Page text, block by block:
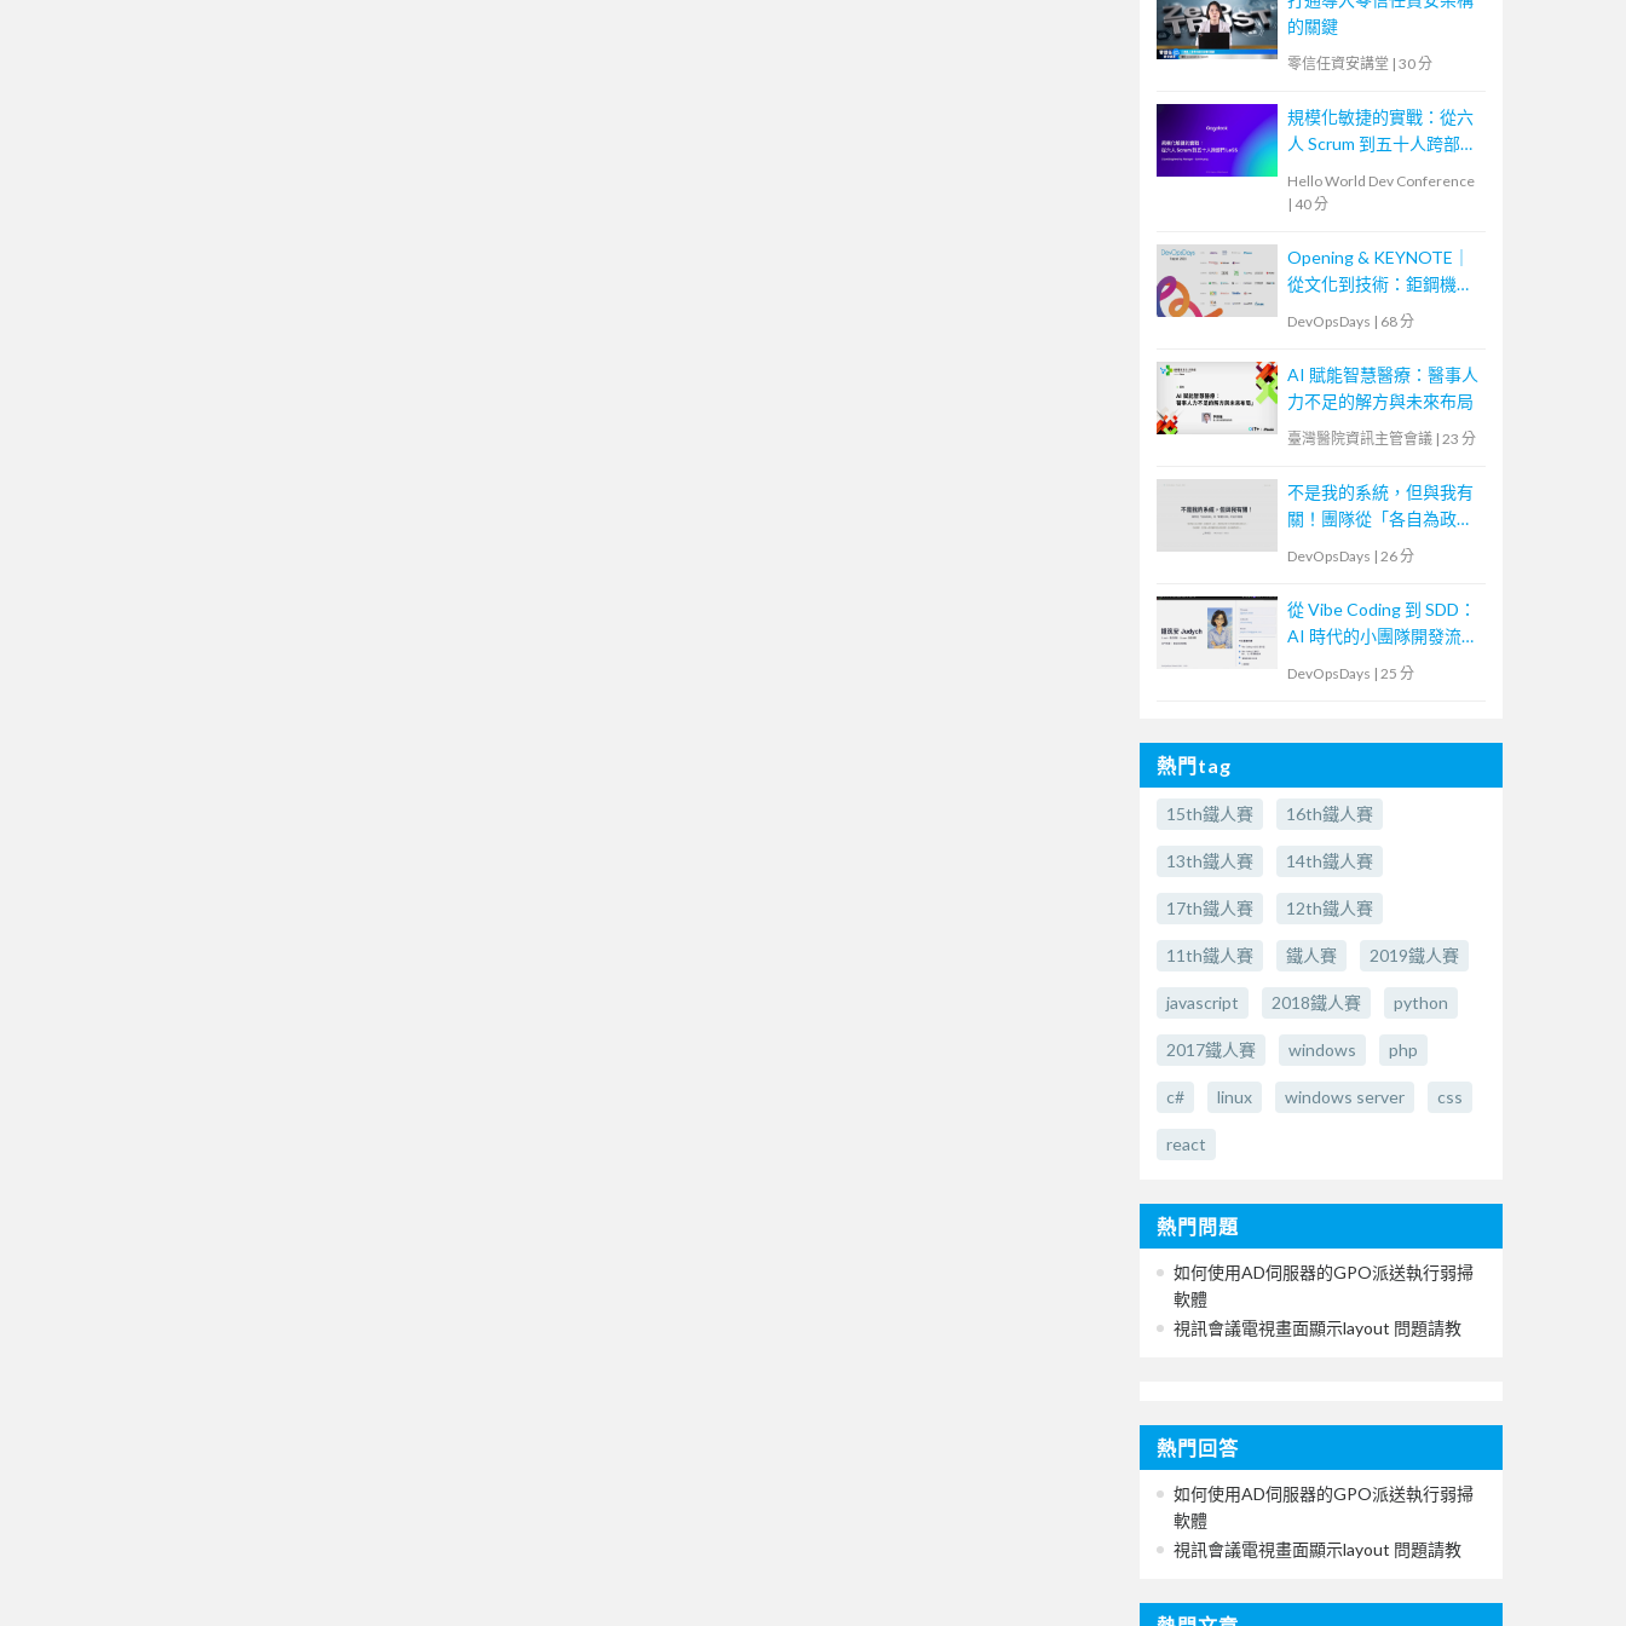
的關鍵
零信任資安講堂 | 30 分
規模化敏捷的實戰：從六
人 Scrum 到五十人跨部門
Hello World Dev Conference
| 40 分
Opening & KEYNOTE｜
從文化到技術：鉅鋼機械
的敏捷實踐與數位轉型之
DevOpsDays | 68 分
AI 賦能智慧醫療：醫事人
力不足的解方與未來布局
臺灣醫院資訊主管會議 | 23 分
不是我的系統，但與我有
關！團隊從「各自為政」
到「群體決策」的協作實
DevOpsDays | 26 分
從 Vibe Coding 到 SDD：
AI 時代的小團隊開發流程
DevOpsDays | 25 分
熱門tag
15th鐵人賽 16th鐵人賽
13th鐵人賽 14th鐵人賽
17th鐵人賽 12th鐵人賽
11th鐵人賽 鐵人賽 2019鐵人賽
javascript 2018鐵人賽 python
2017鐵人賽 windows php
c# linux windows server css
react
熱門問題
如何使用AD伺服器的GPO派送執行弱掃
軟體
視訊會議電視畫面顯示layout 問題請教
熱門回答
如何使用AD伺服器的GPO派送執行弱掃
軟體
視訊會議電視畫面顯示layout 問題請教